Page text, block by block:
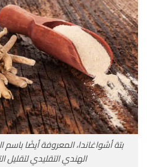
بتة أشواغاندا، المعروفة أيضًا
الهندي التقليدي لتقليل